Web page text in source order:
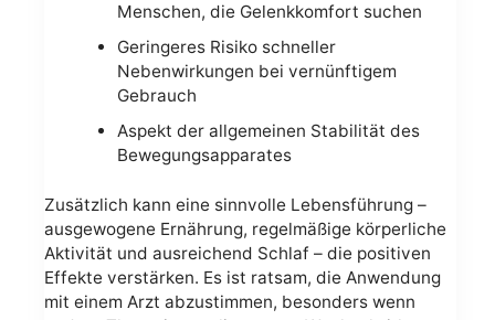
Menschen, die Gelenkkomfort suchen
Geringeres Risiko schneller
Nebenwirkungen bei vernünftigem
Gebrauch
Aspekt der allgemeinen Stabilität des
Bewegungsapparates
Zusätzlich kann eine sinnvolle Lebensführung –
ausgewogene Ernährung, regelmäßige körperliche
Aktivität und ausreichend Schlaf – die positiven
Effekte verstärken. Es ist ratsam, die Anwendung
mit einem Arzt abzustimmen, besonders wenn